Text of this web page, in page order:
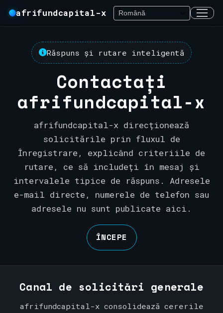
afrifundcapital-x
Răspuns și rutare inteligentă
Contactați
afrifundcapital-x
afrifundcapital-x direcționează
solicitările prin fluxul de
Înregistrare, explicând criteriile de
rutare, ce să includeți în mesaj și
intervalele tipice de răspuns. Adresele
e-mail directe, numerele de telefon sau
adresele nu sunt publicate aici.
ÎNCEPE
Canal de solicitări generale
afrifundcapital-x consolidează cererile